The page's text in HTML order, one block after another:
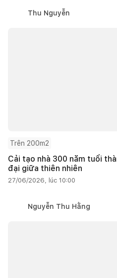
Thu Nguyễn
Trên 200m2
Cải tạo nhà 300 năm tuổi
đại giữa thiên nhiên
27/06/2026, lúc 10:00
Nguyễn Thu Hằng